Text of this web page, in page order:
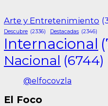
Arte y Entretenimiento
Descubre (2336) Destacadas (2346)
Internacional
Nacional (6744)
@elfocovzla
El Foco